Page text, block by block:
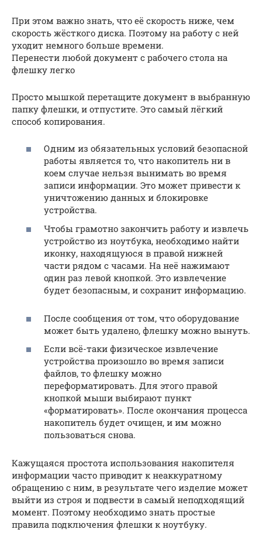
При этом важно знать, что её скорость ниже, чем
скорость жёсткого диска. Поэтому на работу с ней
уходит немного больше времени.
Перенести любой документ с рабочего стола на
флешку легко
Просто мышкой перетащите документ в выбранную
папку флешки, и отпустите. Это самый лёгкий
способ копирования.
Одним из обязательных условий безопасной
работы является то, что накопитель ни в
коем случае нельзя вынимать во время
записи информации. Это может привести к
уничтожению данных и блокировке
устройства.
Чтобы грамотно закончить работу и извлечь
устройство из ноутбука, необходимо найти
иконку, находящуюся в правой нижней
части рядом с часами. На неё нажимают
один раз левой кнопкой. Это извлечение
будет безопасным, и сохранит информацию.
После сообщения от том, что оборудование
может быть удалено, флешку можно вынуть.
Если всё-таки физическое извлечение
устройства произошло во время записи
файлов, то флешку можно
переформатировать. Для этого правой
кнопкой мыши выбирают пункт
«форматировать». После окончания процесса
накопитель будет очищен, и им можно
пользоваться снова.
Кажущаяся простота использования накопителя
информации часто приводит к неаккуратному
обращению с ним, в результате чего изделие может
выйти из строя и подвести в самый неподходящий
момент. Поэтому необходимо знать простые
правила подключения флешки к ноутбуку.